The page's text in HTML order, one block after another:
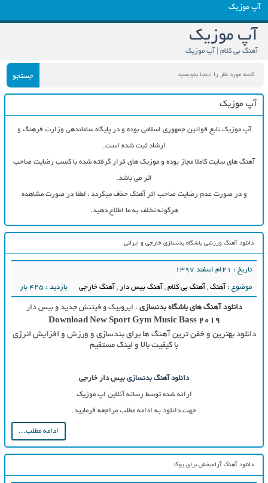
آپ موزیک
آپ موزیک
آهنگ بی کلام | آپ موزیک
جستجو
آپ موزیک
آپ موزیک تابع قوانین جمهوری اسلامی بوده و در پایگاه ساماندهی وزارت فرهنگ و
ارشاد ثبت شده است.
آهنگ های سایت کاملا مجاز بوده و موزیک های قرار گرفته شده با کسب رضایت صاحب
اثر می باشد.
و در صورت عدم رضایت صاحب اثر آهنگ حذف میگردد ، لطفا در صورت مشاهده
هرگونه تخلف به ما اطلاع دهید.
دانلود آهنگ ورزشی باشگاه بدنسازی خارجی و ایرانی
تاریخ : ۲۱ام اسفند ۱۳۹۷
موضوع : آهنگ, آهنگ بی کلام, آهنگ بیس دار , آهنگ خارجی بازدید : 425 بار
دانلود آهنگ های باشگاه بدنسازی ، ایروبیک و فیتنش جدید و بیس دار
Download New Sport Gym Music Bass 2019
دانلود بهترین و خفن ترین آهنگ ها برای بندسازی و ورزش و افزایش انرژی
با کیفیت بالا و لینک مستقیم
دانلود آهنگ بدنسازی بیس دار خارجی
ارائه شده توسط رسانه آنلاین اپ موزیک
جهت دانلود به ادامه مطلب مراجعه فرمایید.
ادامه مطلب...
دانلود آهنگ آرامبخش برای یوگا